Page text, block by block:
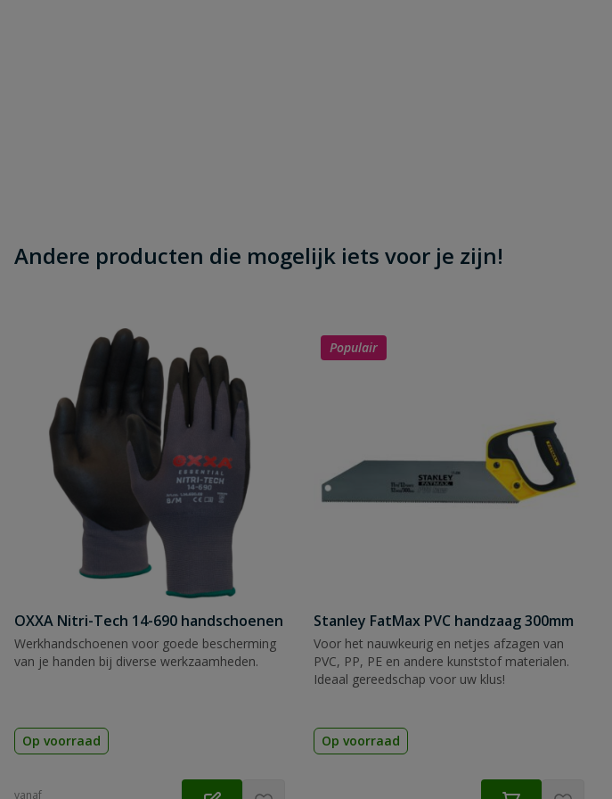
Andere producten die mogelijk iets voor je zijn!
OXXA Nitri-Tech 14-690 handschoenen
Werkhandschoenen voor goede bescherming
van je handen bij diverse werkzaamheden.
Op voorraad
vanaf
Populair
Stanley FatMax PVC handzaag 300mm
Voor het nauwkeurig en netjes afzagen van
PVC, PP, PE en andere kunststof materialen.
Ideaal gereedschap voor uw klus!
Op voorraad